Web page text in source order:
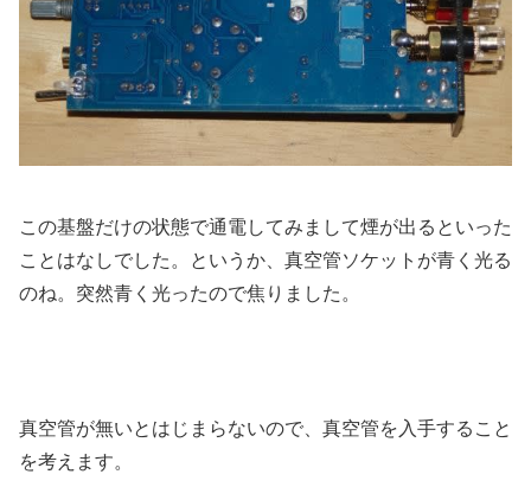
この基盤だけの状態で通電してみまして煙が出るといった
ことはなしでした。というか、真空管ソケットが青く光る
のね。突然青く光ったので焦りました。
真空管が無いとはじまらないので、真空管を入手すること
を考えます。